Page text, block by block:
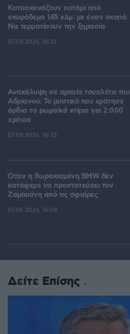
Κατασκευάζουν ποτάμι από
σκυρόδεμα 145 χλμ. με έναν σκοπό:
Να τερματίσουν την ξηρασία
07.08.2026, 10:32
Ανακάλυψη σε αρχαία τουαλέτα του
Αδριανού: Το μυστικό που κράτησε
όρθια τα ρωμαϊκά κτίρια για 2.000
χρόνια
07.08.2026, 10:33
Όταν η θωρακισμένη BMW δεν
κατάφερε να προστατεύσει τον
Ζαμπούνη από τις σφαίρες
07.08.2026, 19:08
Δείτε Επίσης